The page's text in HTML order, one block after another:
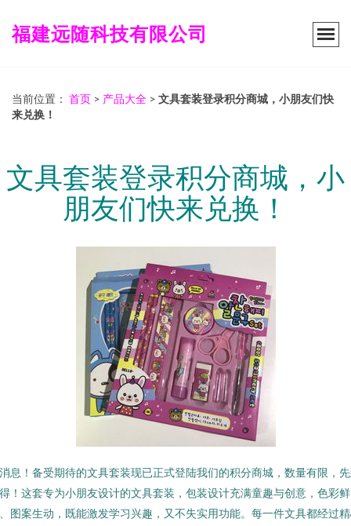
福建远随科技有限公司
当前位置： 首页 > 产品大全 > 文具套装登录积分商城，小朋友们快
来兑换！
文具套装登录积分商城，小
朋友们快来兑换！
息！备受期待的文具套装现已正式登陆我们的积分商城，数量有限，
！这套专为小朋友设计的文具套装，包装设计充满童趣与创意，色彩鲜
图案生动，既能激发学习兴趣，又不失实用功能。每一件文具都经过